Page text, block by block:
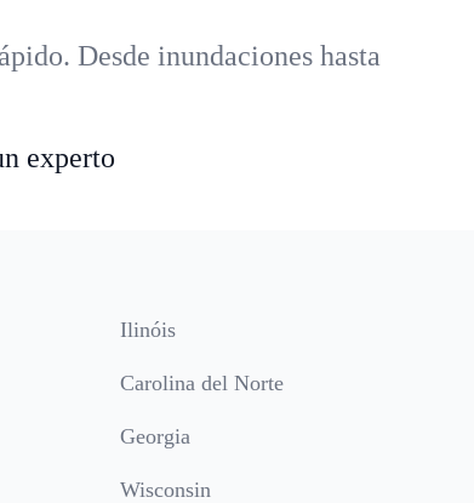
Desde inundaciones hasta
experto
Ilinóis
Carolina del Norte
Georgia
Wisconsin